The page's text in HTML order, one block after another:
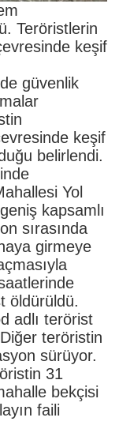
Teröristlerin
keşif
güvenlik
keşif
belirlendi.
Yol
kapsamlı
sırasında
girmeye
öldürüldü.
adlı terörist
teröristin
sürüyor.
31
bekçisi
faili